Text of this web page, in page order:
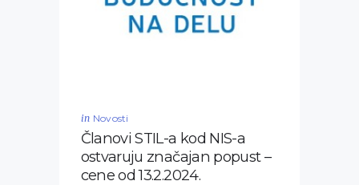
in Novosti
Članovi STIL-a kod NIS-a
ostvaruju značajan popust –
cene od 13.2.2024.